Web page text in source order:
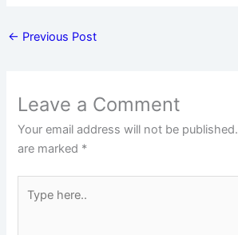
← Previous Post
Leave a Comment
Your email address will not be published.
are marked *
here..